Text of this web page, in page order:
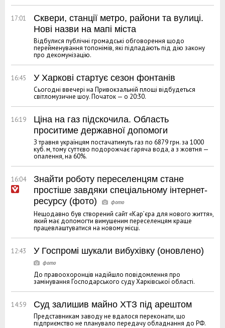
17:01
Сквери, станції метро, райони та вулиці.
Нові назви на мапі міста
Відбулися публічні громадські обговорення щодо
перейменування топонімів, які підпадають під дію закону
про декомунізацію.
16:45 У Харкові стартує сезон фонтанів
Сьогодні ввечері на Привокзальній площі відбудеться
світломузичне шоу. Початок — о 20:30.
16:19
Ціна на газ підскочила. Область
проситиме державної допомоги
З травня українцям постачатимуть газ по 6879 грн. за 1000
куб. м, тому суттєво подорожчає гаряча вода, а з жовтня —
опалення, на 60%.
16:04
Знайти роботу переселенцям стане
простіше завдяки спеціальному інтернет-
ресурсу (фото)
Нещодавно був створений сайт «Кар’єра для нового життя»,
який має допомогти вимушеним переселенцям краще
працевлаштуватися на новому місці.
12:43 У Госпромі шукали вибухівку (оновлено)
До правоохоронців надійшло повідомлення про
замінування Господарського суду Харківської області.
14:59 Суд залишив майно ХТЗ під арештом
Представникам заводу не вдалося переконати, що
підприємство не планувало передачу обладнання до РФ.